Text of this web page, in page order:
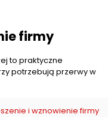
firmy
to praktyczne
potrzebują przerwy w
i wznowienie firmy